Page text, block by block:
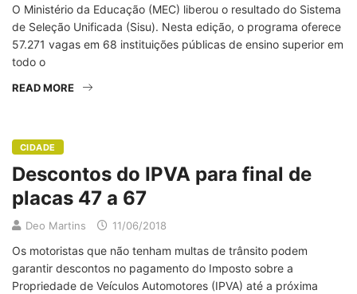
O Ministério da Educação (MEC) liberou o resultado do Sistema
de Seleção Unificada (Sisu). Nesta edição, o programa oferece
57.271 vagas em 68 instituições públicas de ensino superior em
todo o
READ MORE
CIDADE
Descontos do IPVA para final de
placas 47 a 67
Deo Martins 11/06/2018
Os motoristas que não tenham multas de trânsito podem
garantir descontos no pagamento do Imposto sobre a
Propriedade de Veículos Automotores (IPVA) até a próxima